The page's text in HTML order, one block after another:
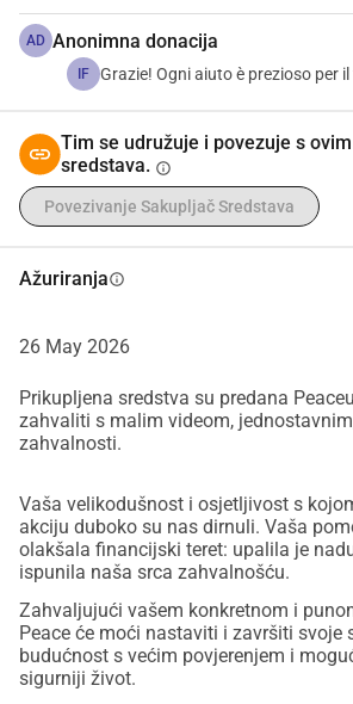
AD Anonimna donacija
IF Grazie! Ogni aiuto è prezioso per
Tim se udružuje i povezuje s
sredstava. info
Povezivanje Sakupljač Sredstava
Ažuriranjainfo
26 May 2026
Prikupljena sredstva su predana
zahvaliti s malim videom,
zahvalnosti.
Vaša velikodušnost i osjetljivost s
akciju duboko su nas dirnuli. Vaša
olakšala financijski teret: upalila je
ispunila naša srca zahvalnošću.
Zahvaljujući vašem konkretnom i
Peace će moći nastaviti i završiti svoje
budućnost s većim povjerenjem i
sigurniji život.